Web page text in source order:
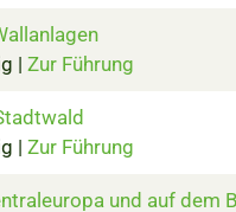
| Zur Führung
| Zur Führung
und auf dem